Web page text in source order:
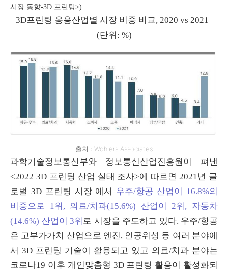
시장 동향-3D 프린팅>)
3D프린팅 응용산업별 시장 비중 비교, 2020 vs 2021
(단위 : %)
출처 : Wohlers Associates
과학기술정보통신부와 정보통신산업진흥원이 펴낸
<2022 3D 프린팅 산업 실태 조사>에 따르면2021년 글
로벌 3D 프린팅 시장 에서 우주/항공 산업이 16.8%의
비중으로 1위, 의료/치과(15.6%) 산업이 2위, 자동차
(14.6%) 산업이 3위 로 시장을 주도하고 있다. 우주/항공
은 고부가가치 산업으로 엔진, 인공위성 등 여러 분야에
서 3D 프린팅 기술이 활용되고 있고 의료/치과 분야는
코로나19 이후 개인맞춤형 3D 프린팅 활용이 활성화되